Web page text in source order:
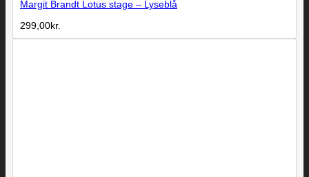
Margit Brandt Lotus stage – Lyseblå
299,00kr.